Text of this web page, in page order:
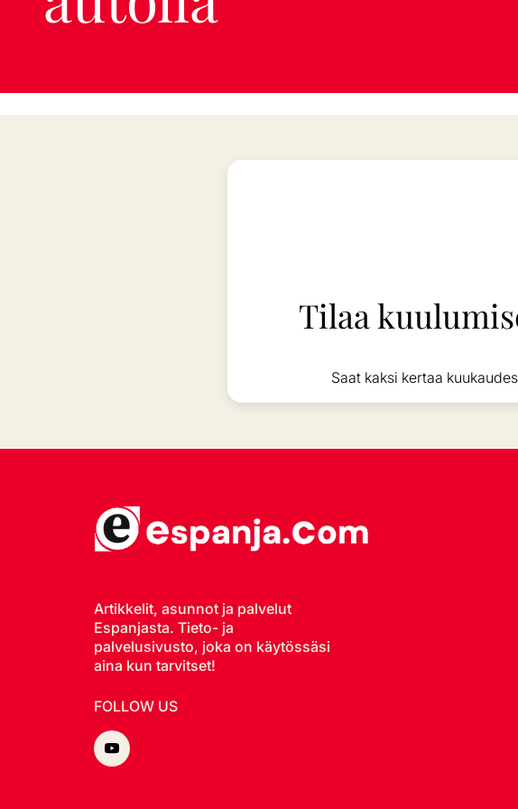
Tilaa
Saat kaksi kertaa
Artikkelit, asunnot ja palvelut
Espanjasta. Tieto- ja
palvelusivusto, joka on käytössäsi
aina kun tarvitset!
FOLLOW US